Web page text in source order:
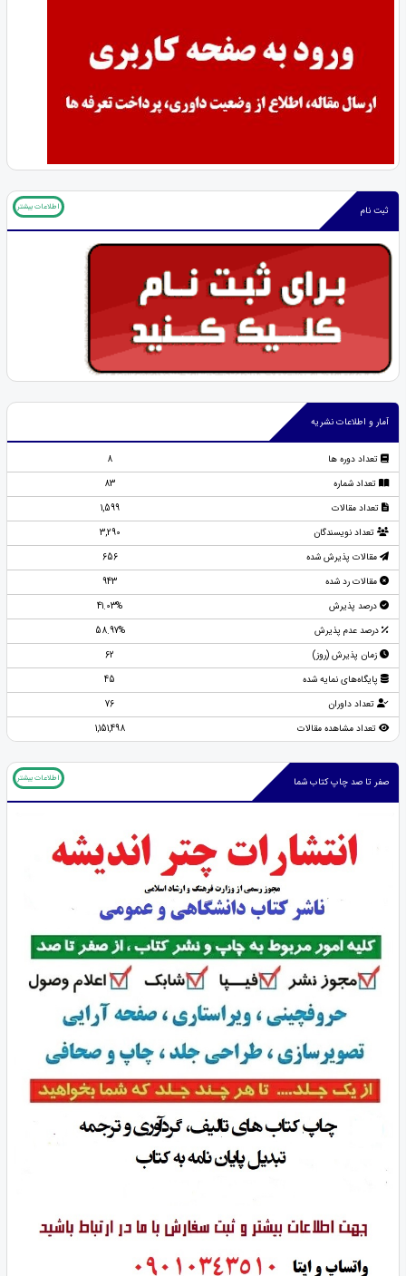
ثبت نام اطلاعات بیشتر
آمار و اطلاعات نشریه
تعداد دوره ها
8
تعداد شماره
83
تعداد مقالات
1,599
تعداد نویسندگان
3,290
مقالات پذیرش شده
656
مقالات رد شده
943
درصد پذیرش
41.03%
درصد عدم پذیرش
58.97%
زمان پذیرش (روز)
62
پایگاه‌های نمایه شده
45
تعداد داوران
76
تعداد مشاهده مقالات
1,151,498
صفر تا صد چاپ کتاب شما اطلاعات بیشتر